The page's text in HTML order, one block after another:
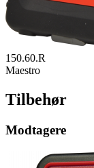
150.60.R
Maestro
Tilbehør
Modtagere